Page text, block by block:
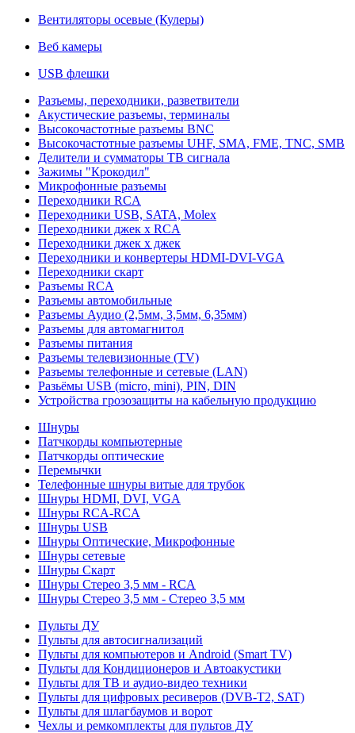
Вентиляторы осевые (Кулеры)
Веб камеры
USB флешки
Разъемы, переходники, разветвители
Акустические разъемы, терминалы
Высокочастотные разъемы BNC
Высокочастотные разъемы UHF, SMA, FME, TNC, SMB
Делители и сумматоры ТВ сигнала
Зажимы "Крокодил"
Микрофонные разъемы
Переходники RCA
Переходники USB, SATA, Molex
Переходники джек х RCA
Переходники джек х джек
Переходники и конвертеры HDMI-DVI-VGA
Переходники скарт
Разъемы RCA
Разъемы автомобильные
Разъемы Аудио (2,5мм, 3,5мм, 6,35мм)
Разъемы для автомагнитол
Разъемы питания
Разъемы телевизионные (TV)
Разъемы телефонные и сетевые (LAN)
Разьёмы USB (micro, mini), PIN, DIN
Устройства грозозащиты на кабельную продукцию
Шнуры
Патчкорды компьютерные
Патчкорды оптические
Перемычки
Телефонные шнуры витые для трубок
Шнуры HDMI, DVI, VGA
Шнуры RCA-RCA
Шнуры USB
Шнуры Оптические, Микрофонные
Шнуры сетевые
Шнуры Скарт
Шнуры Стерео 3,5 мм - RCA
Шнуры Стерео 3,5 мм - Стерео 3,5 мм
Пульты ДУ
Пульты для автосигнализаций
Пульты для компьютеров и Android (Smart TV)
Пульты для Кондиционеров и Автоакустики
Пульты для ТВ и аудио-видео техники
Пульты для цифровых ресиверов (DVB-T2, SAT)
Пульты для шлагбаумов и ворот
Чехлы и ремкомплекты для пультов ДУ